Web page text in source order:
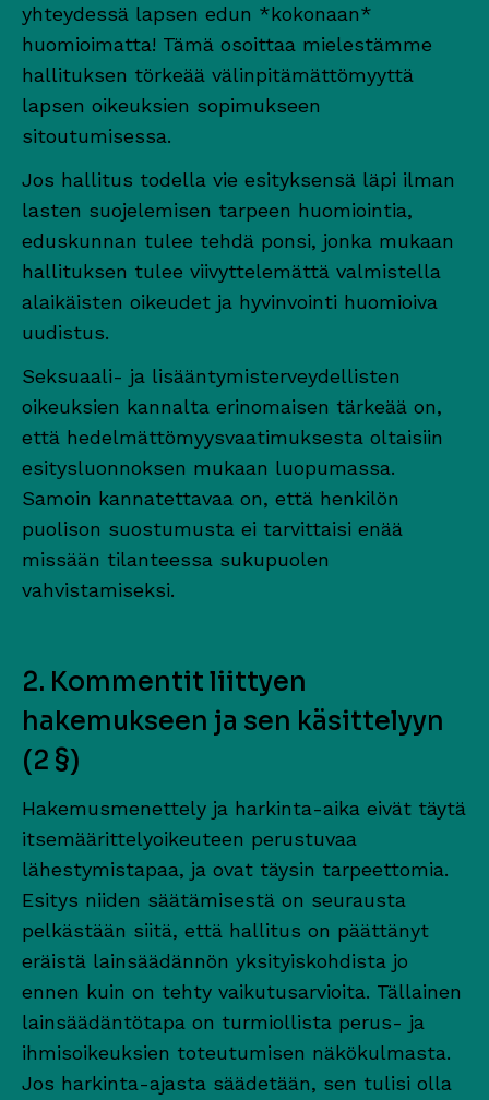
yhteydessä lapsen edun *kokonaan*
huomioimatta! Tämä osoittaa mielestämme
hallituksen törkeää välinpitämättömyyttä
lapsen oikeuksien sopimukseen
sitoutumisessa.
Jos hallitus todella vie esityksensä läpi ilman
lasten suojelemisen tarpeen huomiointia,
eduskunnan tulee tehdä ponsi, jonka mukaan
hallituksen tulee viivyttelemättä valmistella
alaikäisten oikeudet ja hyvinvointi huomioiva
uudistus.
Seksuaali- ja lisääntymisterveydellisten
oikeuksien kannalta erinomaisen tärkeää on,
että hedelmättömyysvaatimuksesta oltaisiin
esitysluonnoksen mukaan luopumassa.
Samoin kannatettavaa on, että henkilön
puolison suostumusta ei tarvittaisi enää
missään tilanteessa sukupuolen
vahvistamiseksi.
2. Kommentit liittyen
hakemukseen ja sen käsittelyyn
(2 §)
Hakemusmenettely ja harkinta-aika eivät täytä
itsemäärittelyoikeuteen perustuvaa
lähestymistapaa, ja ovat täysin tarpeettomia.
Esitys niiden säätämisestä on seurausta
pelkästään siitä, että hallitus on päättänyt
eräistä lainsäädännön yksityiskohdista jo
ennen kuin on tehty vaikutusarvioita. Tällainen
lainsäädäntötapa on turmiollista perus- ja
ihmisoikeuksien toteutumisen näkökulmasta.
Jos harkinta-ajasta säädetään, sen tulisi olla